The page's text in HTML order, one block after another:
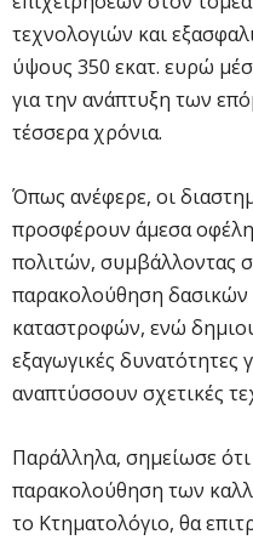
τεχνολογιών και
ύψους 350 εκατ. ευρώ
για την ανάπτυξη των
τέσσερα χρόνια.
Όπως ανέφερε, οι
προσφέρουν άμεσα
πολιτών, συμβάλλοντας
παρακολούθηση
καταστροφών, ενώ
εξαγωγικές δυνατότητες
αναπτύσσουν σχετικές
Παράλληλα, σημείωσε
παρακολούθηση των
το Κτηματολόγιο, θα